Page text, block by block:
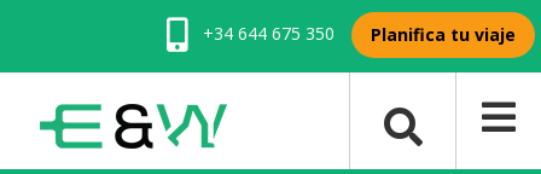
+34 644 675 350 Planifica tu viaje